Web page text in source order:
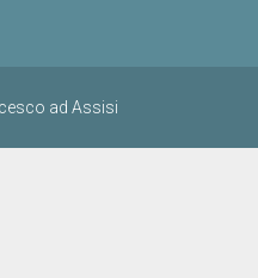
ad Assisi